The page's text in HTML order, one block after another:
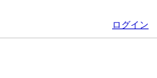
ログイン